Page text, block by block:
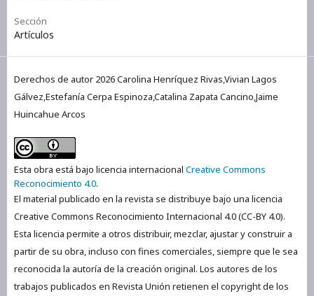
Sección
Artículos
Derechos de autor 2026 Carolina Henríquez Rivas,Vivian Lagos
Gálvez,Estefanía Cerpa Espinoza,Catalina Zapata Cancino,Jaime
Huincahue Arcos
Esta obra está bajo licencia internacional Creative Commons
Reconocimiento 4.0.
El material publicado en la revista se distribuye bajo una licencia
Creative Commons Reconocimiento Internacional 4.0 (CC-BY 4.0).
Esta licencia permite a otros distribuir, mezclar, ajustar y construir a
partir de su obra, incluso con fines comerciales, siempre que le sea
reconocida la autoría de la creación original. Los autores de los
trabajos publicados en Revista Unión retienen el copyright de los